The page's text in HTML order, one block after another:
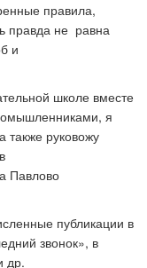
правила,
правда не равна
и
школе вместе
я
также руковожу
Павлово
публикации в
звонок», в
др.